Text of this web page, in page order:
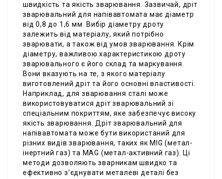
швидкість та якість зварювання. Зазвичай, дріт
зварювальний для напівавтомата має діаметр
від 0,8 до 1,6 мм. Вибір діаметру дроту
залежить від матеріалу, який потрібно
зварювати, а також від умов зварювання. Крім
діаметру, важливою характеристикою дроту
зварювального є його склад та маркування.
Вони вказують на те, з якого матеріалу
виготовлений дріт та його основні властивості.
Наприклад, для зварювання сталі може
використовуватися дріт зварювальний зі
спеціальним покриттям, яке забезпечує високу
якість зварювання. Дріт зварювальний для
напівавтомата може бути використаний для
різних видів зварювання, таких як MIG (метал-
інертний газ) та MAG (метал-активний газ). Ці
методи дозволяють зварникам швидко та
ефективно з’єднувати металеві деталі без